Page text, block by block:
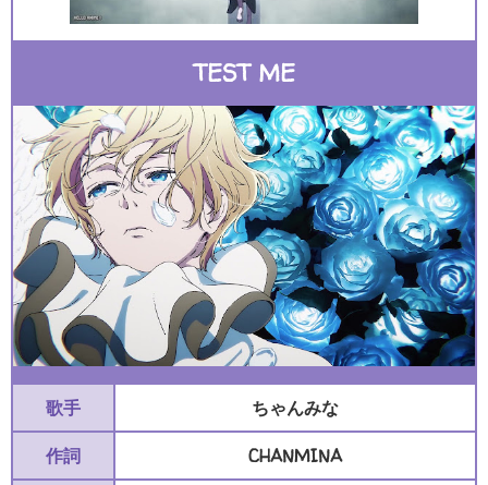
TEST ME
歌手
ちゃんみな
作詞
CHANMINA